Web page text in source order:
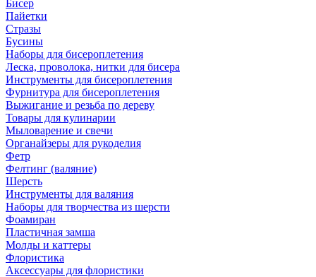
Бисер
Пайетки
Стразы
Бусины
Наборы для бисероплетения
Леска, проволока, нитки для бисера
Инструменты для бисероплетения
Фурнитура для бисероплетения
Выжигание и резьба по дереву
Товары для кулинарии
Мыловарение и свечи
Органайзеры для рукоделия
Фетр
Фелтинг (валяние)
Шерсть
Инструменты для валяния
Наборы для творчества из шерсти
Фоамиран
Пластичная замша
Молды и каттеры
Флористика
Аксессуары для флористики